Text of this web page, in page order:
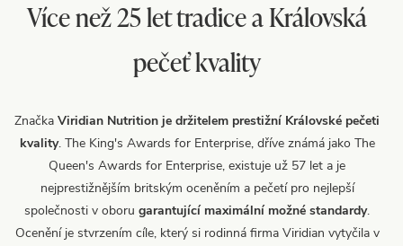
Více než 25 let tradice a Královská
pečeť kvality
Značka Viridian Nutrition je držitelem prestižní Královské pečeti
kvality. The King's Awards for Enterprise, dříve známá jako The
Queen's Awards for Enterprise, existuje už 57 let a je
nejprestižnějším britským oceněním a pečetí pro nejlepší
společnosti v oboru garantující maximální možné standardy.
Ocenění je stvrzením cíle, který si rodinná firma Viridian vytyčila v